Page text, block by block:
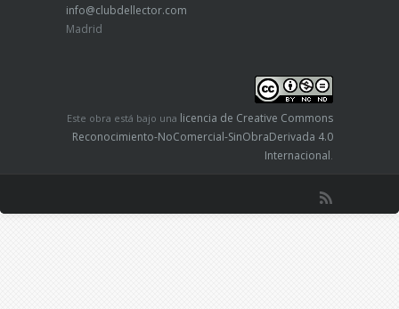
info@clubdellector.com
Madrid
Este obra está bajo una licencia de Creative Commons
Reconocimiento-NoComercial-SinObraDerivada 4.0
Internacional